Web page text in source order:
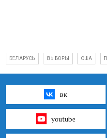
БЕЛАРУСЬ ВЫБОРЫ США
вк
youtube